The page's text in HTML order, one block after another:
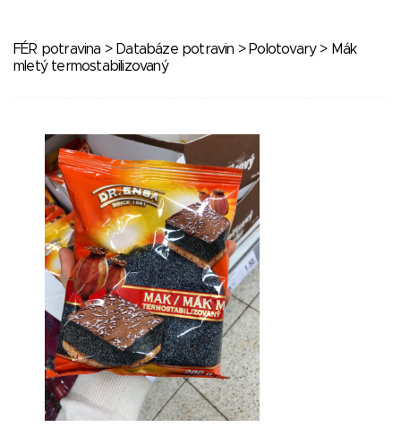
FÉR potravina > Databáze potravin > Polotovary> Mák
mletý termostabilizovaný